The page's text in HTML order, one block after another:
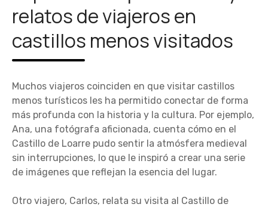
relatos de viajeros en
castillos menos visitados
Muchos viajeros coinciden en que visitar castillos
menos turísticos les ha permitido conectar de forma
más profunda con la historia y la cultura. Por ejemplo,
Ana, una fotógrafa aficionada, cuenta cómo en el
Castillo de Loarre pudo sentir la atmósfera medieval
sin interrupciones, lo que le inspiró a crear una serie
de imágenes que reflejan la esencia del lugar.
Otro viajero, Carlos, relata su visita al Castillo de